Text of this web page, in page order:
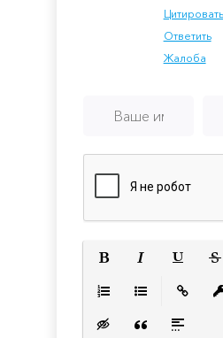
Цитировать
Ответить
Жалоба